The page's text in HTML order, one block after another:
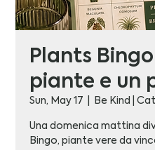
Plants
piante e un
Sun, May 17 Be Kind |
Una domenica mattina
Bingo, piante vere da